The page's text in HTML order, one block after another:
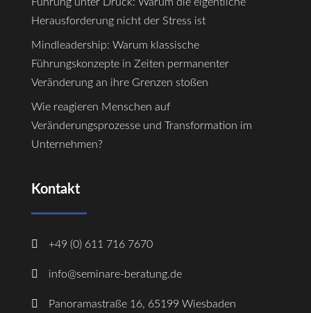
Herausforderung nicht der Stress ist
Mindleadership: Warum klassische
Führungskonzepte in Zeiten permanenter
Veränderung an ihre Grenzen stoßen
Wie reagieren Menschen auf
Veränderungsprozesse und Transformation im
Unternehmen?
Kontakt
 +49 (0) 611 716 7670
 info@seminare-beratung.de
 Panoramastraße 16, 65199 Wiesbaden